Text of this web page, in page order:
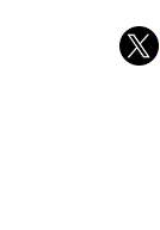
3COINS